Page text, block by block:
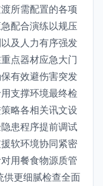
所需配置的各项
配合演练以规压
及人力有序强发
点器材应急大门
有效避伤害突发
支撑环境最终检
略各相关讯文设
患程序提前调试
软环境协同紧密
用餐食物源质管
供更细腻检查全面